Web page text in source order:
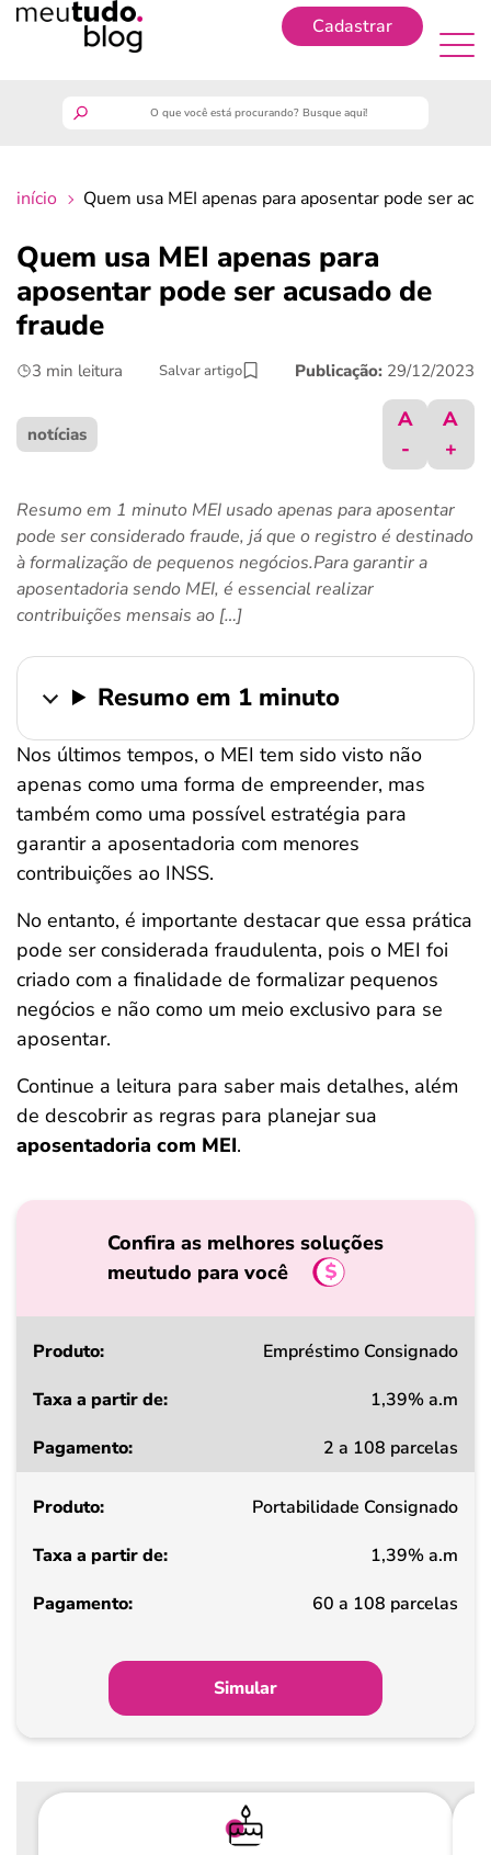
Cadastrar
finanças
benefícios
últimas notícias
ferramentas
início Quem usa MEI apenas para aposentar pode ser
Quem usa MEI apenas para
aposentar pode ser acusado de
fraude
3 min leitura Salvar artigo Publicação: 29/12/2023
notícias
A
-
A
+
Resumo em 1 minuto MEI usado apenas para aposentar
pode ser considerado fraude, já que o registro é destinado
à formalização de pequenos negócios.Para garantir a
aposentadoria sendo MEI, é essencial realizar
contribuições mensais ao […]
Resumo em 1 minuto
Nos últimos tempos, o MEI tem sido visto não
apenas como uma forma de empreender, mas
também como uma possível estratégia para
garantir a aposentadoria com menores
contribuições ao INSS.
No entanto, é importante destacar que essa prática
pode ser considerada fraudulenta, pois o MEI foi
criado com a finalidade de formalizar pequenos
negócios e não como um meio exclusivo para se
aposentar.
Continue a leitura para saber mais detalhes, além
de descobrir as regras para planejar sua
aposentadoria com MEI.
Confira as melhores soluções
meutudo para você
Produto
a
de
Pagamento
Empréstimo Consignado
1,39% a.m
2 a 108 parcelas
Portabilidade Consignado
1,39% a.m
60 a 108 parcelas
Simular